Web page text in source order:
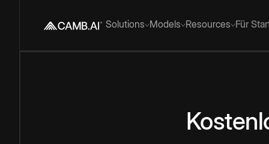
Solutions Models Resources Für